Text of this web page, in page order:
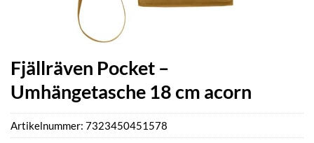
Fjällräven Pocket –
Umhängetasche 18 cm acorn
Artikelnummer: 7323450451578